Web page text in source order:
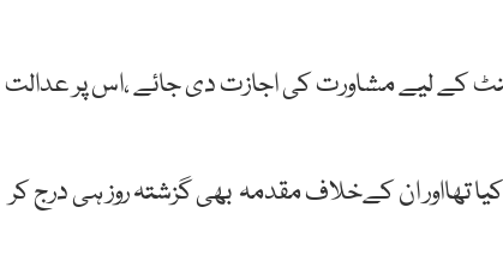
منٹ کے لیے مشاورت کی اجازت دی جائے ،اس پر عدالت
کیا تھااور ان کےخلاف مقدمہ بھی گزشتہ روز ہی درج کر